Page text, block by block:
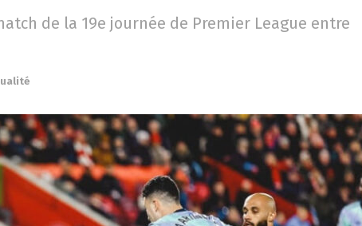
de la 19e journée de Premier League entre